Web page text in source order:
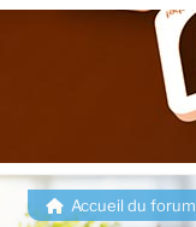
Accueil du forum